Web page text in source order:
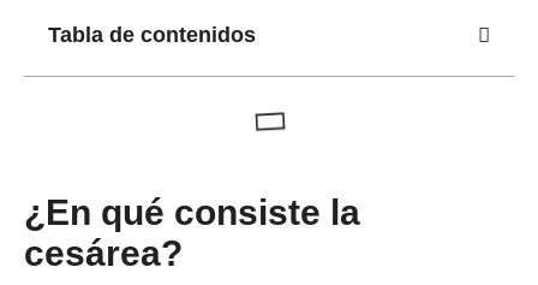
Tabla de contenidos
¿En qué consiste la
cesárea?